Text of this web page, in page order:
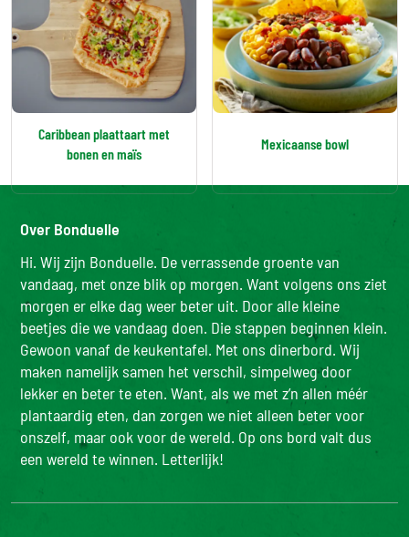
Caribbean plaattaart met
bonen en maïs
Mexicaanse bowl
Over Bonduelle
Hi. Wij zijn Bonduelle. De verrassende groente van
vandaag, met onze blik op morgen. Want volgens ons ziet
morgen er elke dag weer beter uit. Door alle kleine
beetjes die we vandaag doen. Die stappen beginnen klein.
Gewoon vanaf de keukentafel. Met ons dinerbord. Wij
maken namelijk samen het verschil, simpelweg door
lekker en beter te eten. Want, als we met z’n allen méér
plantaardig eten, dan zorgen we niet alleen beter voor
onszelf, maar ook voor de wereld. Op ons bord valt dus
een wereld te winnen. Letterlijk!